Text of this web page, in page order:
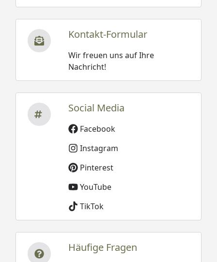
Kontakt-Formular
Wir freuen uns auf Ihre
Nachricht!
Social Media
Facebook
Instagram
Pinterest
YouTube
TikTok
Häufige Fragen